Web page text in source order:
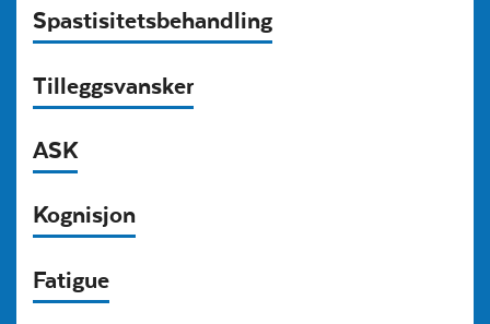
Spastisitetsbehandling
Tilleggsvansker
ASK
Kognisjon
Fatigue